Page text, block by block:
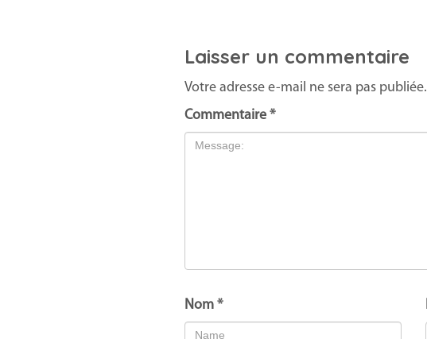
Laisser un commentaire
Votre adresse e-mail ne sera pas publiée.
Commentaire *
Nom *